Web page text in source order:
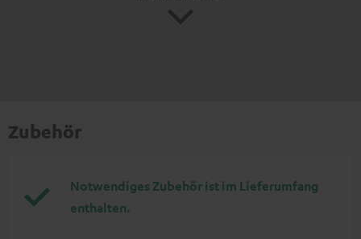
Zubehör
Notwendiges Zubehör ist im Lieferumfang
enthalten.